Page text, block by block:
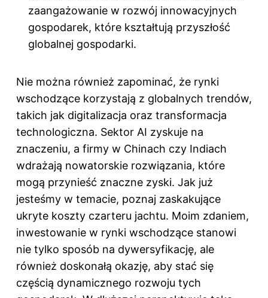
zaangażowanie w rozwój innowacyjnych
gospodarek, które kształtują przyszłość
globalnej gospodarki.
Nie można również zapominać, że rynki
wschodzące korzystają z globalnych trendów,
takich jak digitalizacja oraz transformacja
technologiczna. Sektor AI zyskuje na
znaczeniu, a firmy w Chinach czy Indiach
wdrażają nowatorskie rozwiązania, które
mogą przynieść znaczne zyski. Jak już
jesteśmy w temacie, poznaj zaskakujące
ukryte koszty czarteru jachtu. Moim zdaniem,
inwestowanie w rynki wschodzące stanowi
nie tylko sposób na dywersyfikację, ale
również doskonałą okazję, aby stać się
częścią dynamicznego rozwoju tych